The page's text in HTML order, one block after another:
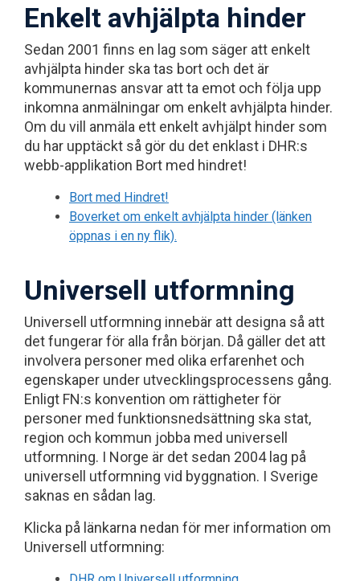
Enkelt avhjälpta hinder
Sedan 2001 finns en lag som säger att enkelt
avhjälpta hinder ska tas bort och det är
kommunernas ansvar att ta emot och följa upp
inkomna anmälningar om enkelt avhjälpta hinder.
Om du vill anmäla ett enkelt avhjälpt hinder som
du har upptäckt så gör du det enklast i DHR:s
webb-applikation Bort med hindret!
Bort med Hindret!
Boverket om enkelt avhjälpta hinder (länken
öppnas i en ny flik).
Universell utformning
Universell utformning innebär att designa så att
det fungerar för alla från början. Då gäller det att
involvera personer med olika erfarenhet och
egenskaper under utvecklingsprocessens gång.
Enligt FN:s konvention om rättigheter för
personer med funktionsnedsättning ska stat,
region och kommun jobba med universell
utformning. I Norge är det sedan 2004 lag på
universell utformning vid byggnation. I Sverige
saknas en sådan lag.
Klicka på länkarna nedan för mer information om
Universell utformning: